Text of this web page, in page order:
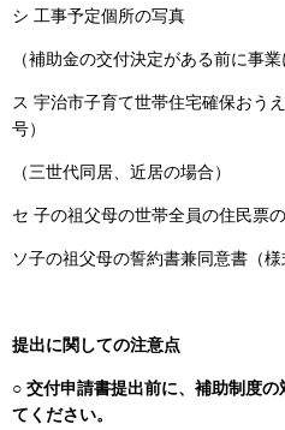
シ 工事予定個所の写真
（補助金の交付決定がある前に事業
ス 宇治市子育て世帯住宅確保おう
号）
（三世代同居、近居の場合）
セ 子の祖父母の世帯全員の住民票
ソ子の祖父母の誓約書兼同意書（様
提出に関しての注意点
○ 交付申請書提出前に、補助制度
てください。